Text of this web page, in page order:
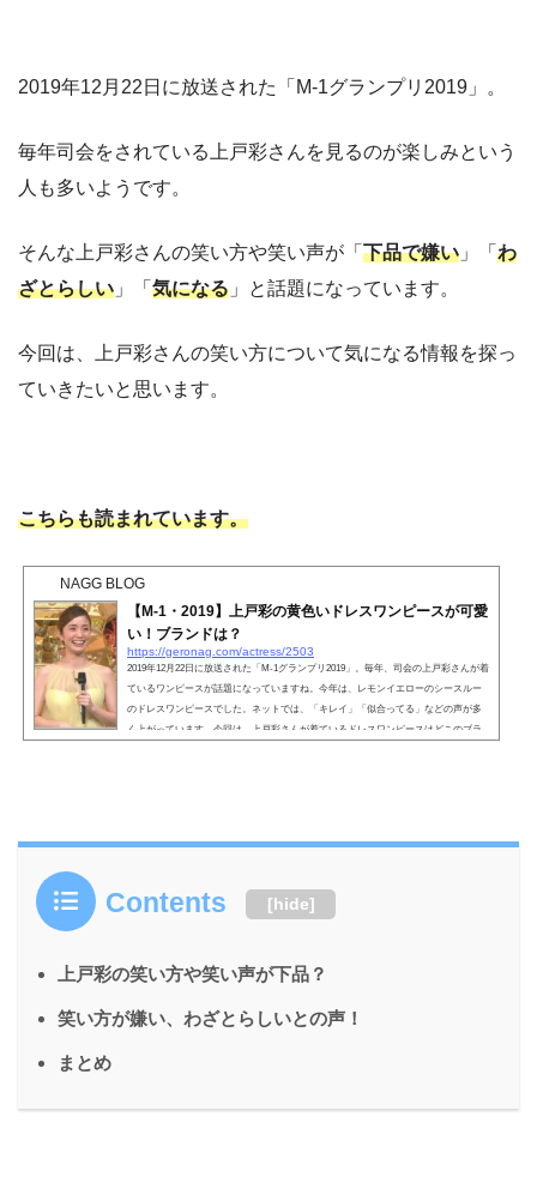
2019年12月22日に放送された「M-1グランプリ2019」。
毎年司会をされている上戸彩さんを見るのが楽しみという
人も多いようです。
そんな上戸彩さんの笑い方や笑い声が「 下品で嫌い 」「 わ
ざとらしい 」「 気になる 」と話題になっています。
今回は、上戸彩さんの笑い方について気になる情報を探っ
ていきたいと思います。
こちらも読まれています。
NAGG BLOG
【M-1・2019】上戸彩の黄色いドレスワンピースが可愛
い！ブランドは？
https://geronag.com/actress/2503
2019年12月22日に放送された「M-1グランプリ2019」。毎年、司会の上戸彩さんが着
ているワンピースが話題になっていますね。今年は、レモンイエローのシースルー
のドレスワンピースでした。ネットでは、「キレイ」「似合ってる」などの声が多
く上がっています。今回は、上戸彩さんが着ているドレスワンピースはどこのブラ
Contents [hide]
上戸彩の笑い方や笑い声が下品？
笑い方が嫌い、わざとらしいとの声！
まとめ